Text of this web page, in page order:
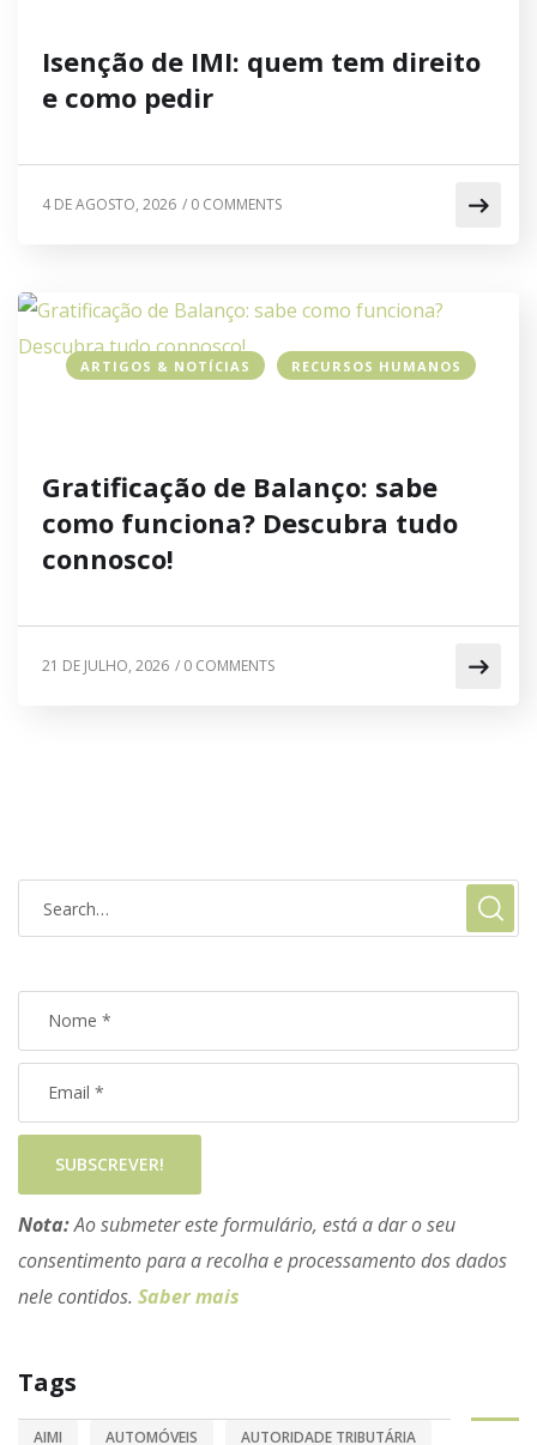
Isenção de IMI: quem tem direito
e como pedir
4 DE AGOSTO, 2026 / 0 COMMENTS
ARTIGOS & NOTÍCIAS RECURSOS HUMANOS
Gratificação de Balanço: sabe
como funciona? Descubra tudo
connosco!
21 DE JULHO, 2026 / 0 COMMENTS
SUBSCREVER!
Nota:Ao submeter este formulário, está a dar o seu
consentimento para a recolha e processamento dos dados
nele contidos. Saber mais
Tags
AIMI AUTOMÓVEIS AUTORIDADE TRIBUTÁRIA